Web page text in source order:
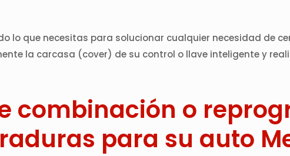
lo que necesitas para solucionar cualquier necesidad de
la carcasa (cover) de su control o llave inteligente y
combinación o
para su auto